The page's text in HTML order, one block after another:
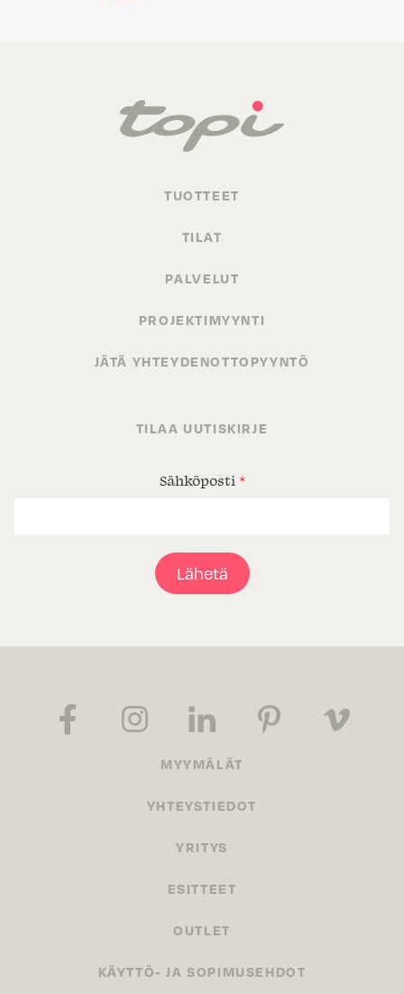
TUOTTEET
TILAT
PALVELUT
PROJEKTIMYYNTI
JÄTÄ YHTEYDENOTTOPYYNTÖ
TILAA UUTISKIRJE
Sähköposti *
Lähetä
MYYMÄLÄT
YHTEYSTIEDOT
YRITYS
ESITTEET
OUTLET
KÄYTTÖ- JA SOPIMUSEHDOT